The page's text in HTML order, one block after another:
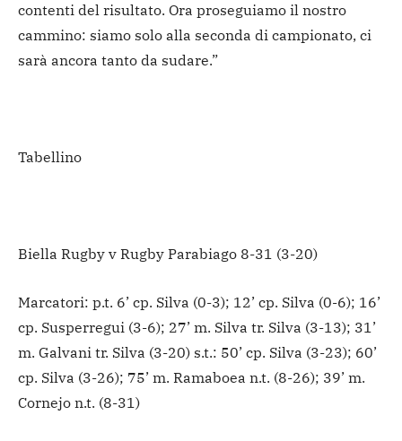
contenti del risultato. Ora proseguiamo il nostro
cammino: siamo solo alla seconda di campionato, ci
sarà ancora tanto da sudare.”
Tabellino
Biella Rugby v Rugby Parabiago 8-31 (3-20)
Marcatori: p.t. 6’ cp. Silva (0-3); 12’ cp. Silva (0-6); 16’
cp. Susperregui (3-6); 27’ m. Silva tr. Silva (3-13); 31’
m. Galvani tr. Silva (3-20) s.t.: 50’ cp. Silva (3-23); 60’
cp. Silva (3-26); 75’ m. Ramaboea n.t. (8-26); 39’ m.
Cornejo n.t. (8-31)